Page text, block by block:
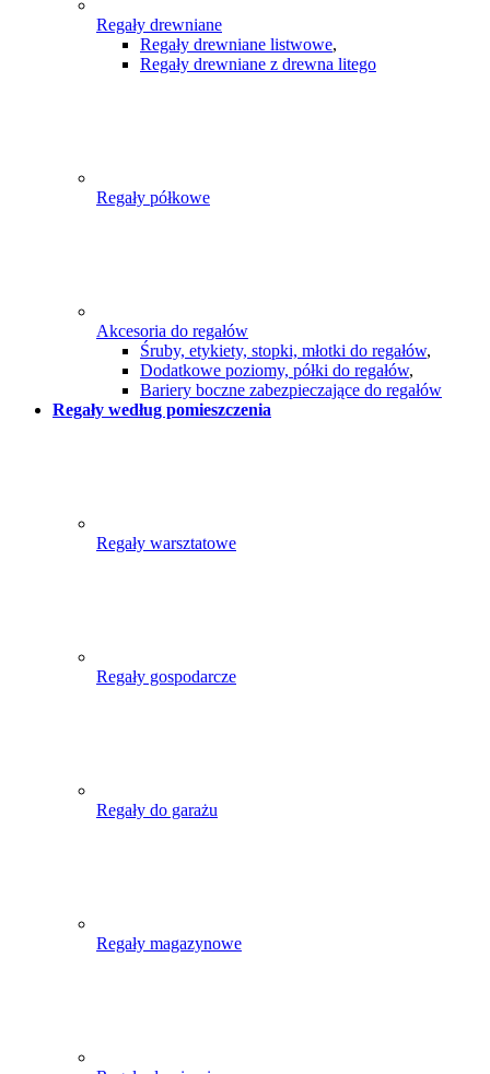
Regały drewniane
Regały drewniane listwowe,
Regały drewniane z drewna litego
Regały półkowe
Akcesoria do regałów
Śruby, etykiety, stopki, młotki do regałów,
Dodatkowe poziomy, półki do regałów,
Bariery boczne zabezpieczające do regałów
Regały według pomieszczenia
Regały warsztatowe
Regały gospodarcze
Regały do garażu
Regały magazynowe